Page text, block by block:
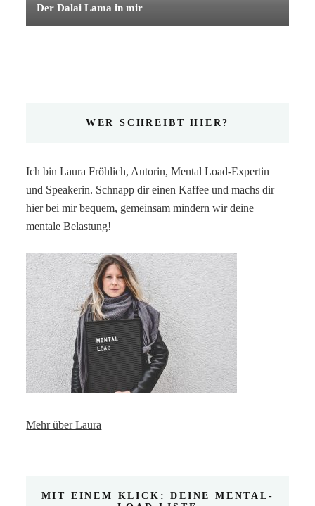
Der Dalai Lama in mir
WER SCHREIBT HIER?
Ich bin Laura Fröhlich, Autorin, Mental Load-Expertin
und Speakerin. Schnapp dir einen Kaffee und machs dir
hier bei mir bequem, gemeinsam mindern wir deine
mentale Belastung!
Mehr über Laura
MIT EINEM KLICK: DEINE MENTAL-